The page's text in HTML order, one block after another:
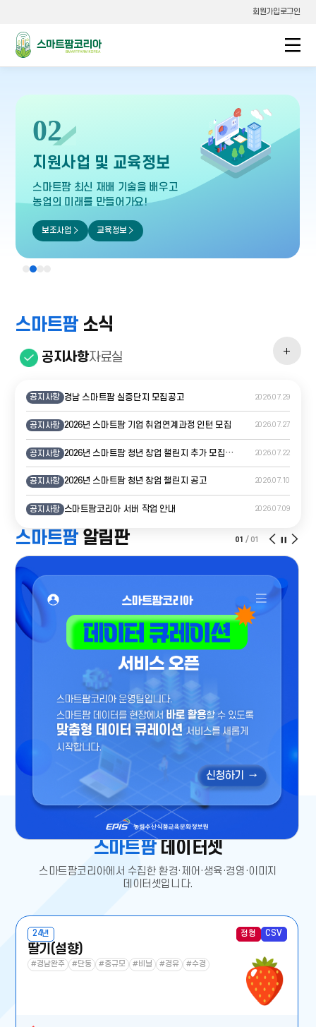
회원가입로그인
스마트팜코리아
02
지원사업 및 교육정보
스마트팜 최신 재배 기술을 배우고
농업의 미래를 만들어가요!
보조사업 교육정보
스마트팜소식
공지사항자료실
공지사항 경남 스마트팜 실증단지 모집공고 2026.07.29
공지사항 2026년 스마트팜 기업 취업연계과정 인턴 모집 2026.07.27
공지사항 2026년 스마트팜 청년 창업 챌린지 추가 모집 공고 2026.07.22
공지사항 2026년 스마트팜 청년 창업 챌린지 공고 2026.07.10
공지사항 스마트팜코리아 서버 작업 안내 2026.07.09
스마트
스마트팜알림판 01 /01
스마트팜
지원사업
이전
슬라이드
스마트
지원사
슬라이
일시정
스
지원
다음
슬라
스마트팜데이터셋
스마트팜코리아에서 수집한 환경·제어·생육·경영·이미지
데이터셋입니다.
24년 정형 CSV
딸기(설향)
#경남완주 #단동 #중규모 #비닐 #경유 #수경